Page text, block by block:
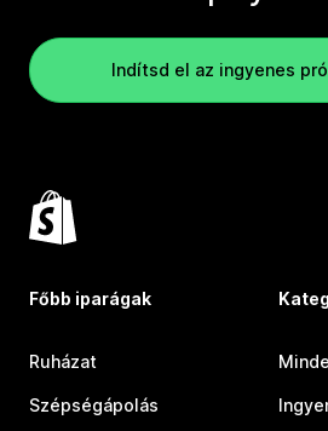
Indítsd el az ingyenes
Főbb iparágak
Ruházat
Szépségápolás